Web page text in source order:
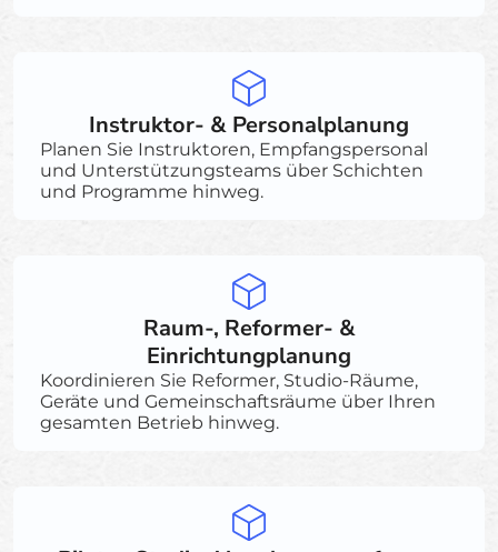
Instruktor- & Personalplanung
Planen Sie Instruktoren, Empfangspersonal
und Unterstützungsteams über Schichten
und Programme hinweg.
Raum-, Reformer- &
Einrichtungplanung
Koordinieren Sie Reformer, Studio-Räume,
Geräte und Gemeinschaftsräume über Ihren
gesamten Betrieb hinweg.